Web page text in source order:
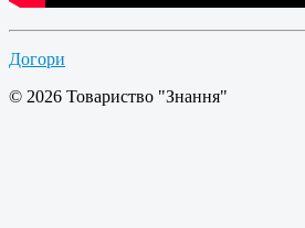
Догори
© 2026 Товариство "Знання"